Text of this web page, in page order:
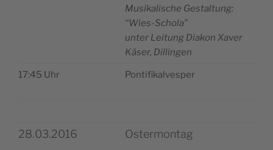
Musi­ka­li­sche Gestal­tung:
“Wies-Scho­la”
unter Lei­tung Dia­kon Xaver
Käser, Dillingen
17:45 Uhr Pon­ti­fi­kal­ve­sper
28.03.2016 Ostermontag